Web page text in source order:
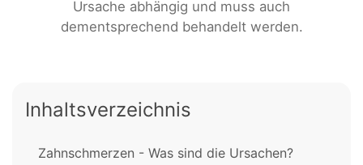
Ursache abhängig und muss auch
dementsprechend behandelt werden.
Inhaltsverzeichnis
Zahnschmerzen - Was sind die Ursachen?